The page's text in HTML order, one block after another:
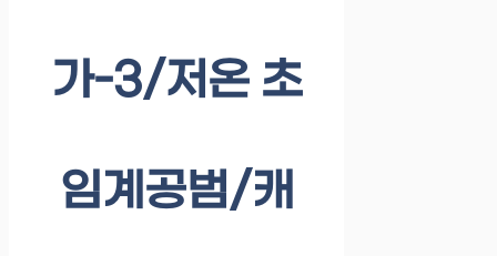
가-3/저온 초
임계공범/캐